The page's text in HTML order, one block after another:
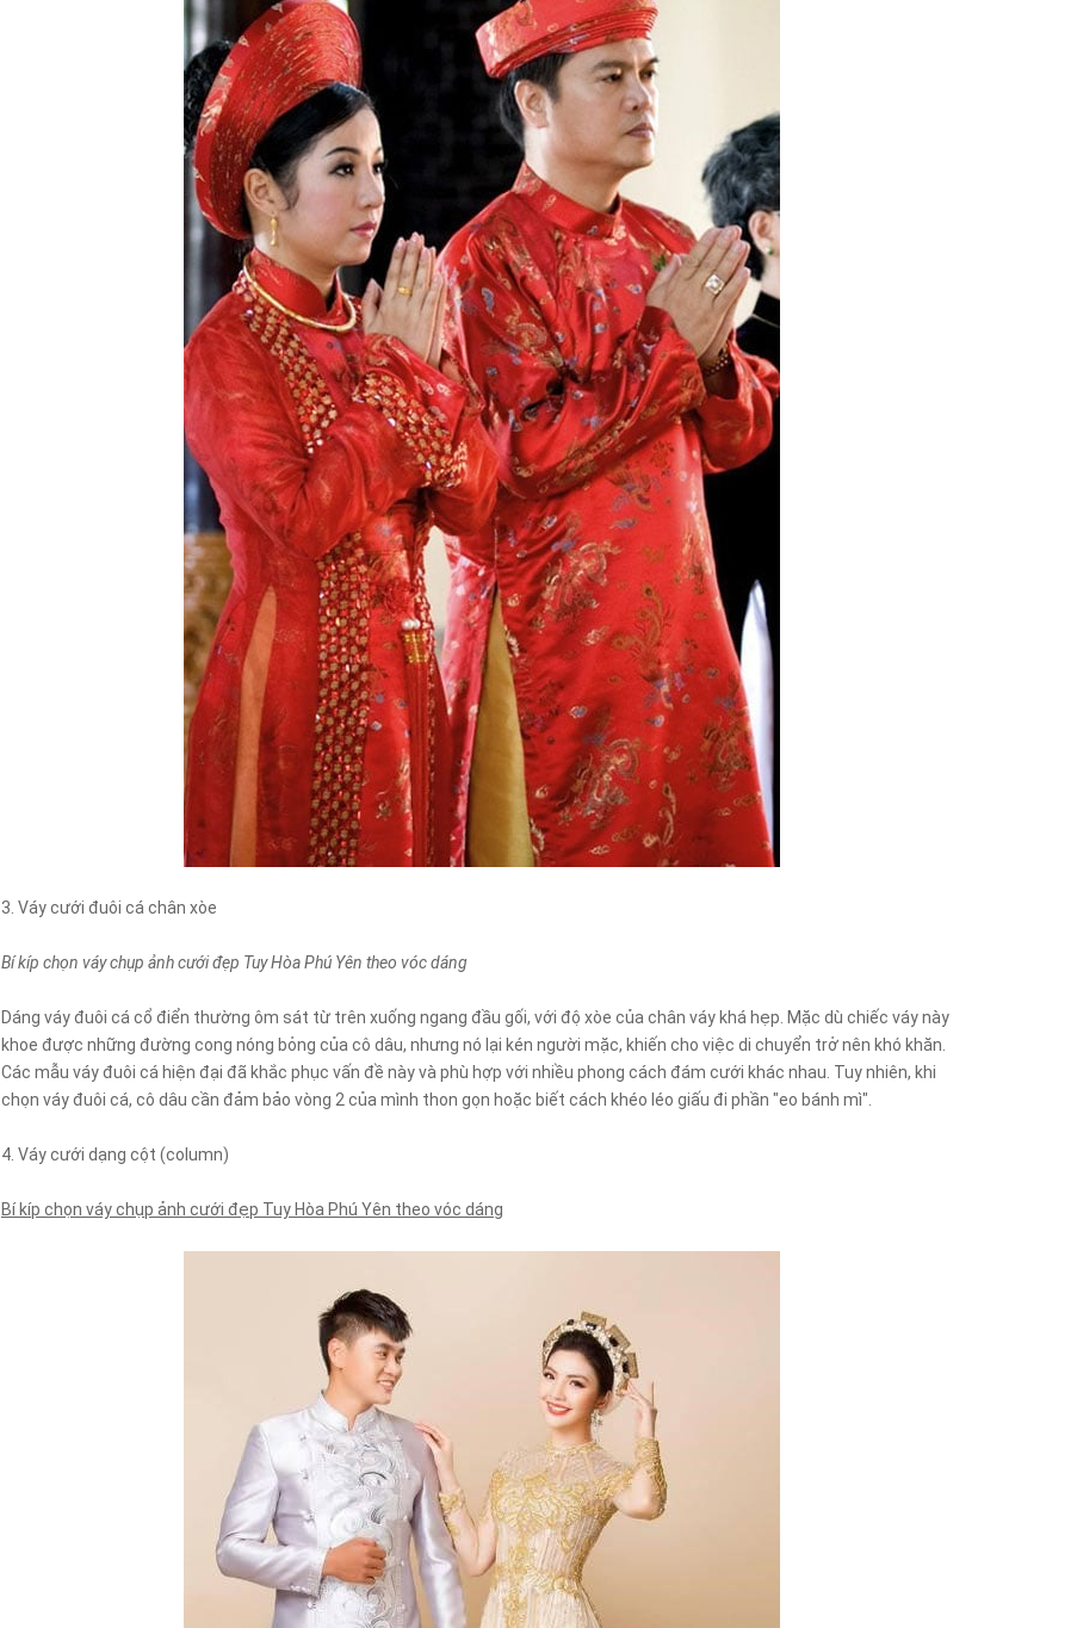
3. Váy cưới đuôi cá chân xòe
Bí kíp chọn váy chụp ảnh cưới đẹp Tuy Hòa Phú Yên theo vóc dáng
Dáng váy đuôi cá cổ điển thường ôm sát từ trên xuống ngang đầu gối, với độ xòe của chân váy khá hẹp. Mặc dù chiếc váy này
khoe được những đường cong nóng bỏng của cô dâu, nhưng nó lại kén người mặc, khiến cho việc di chuyển trở nên khó khăn.
Các mẫu váy đuôi cá hiện đại đã khắc phục vấn đề này và phù hợp với nhiều phong cách đám cưới khác nhau. Tuy nhiên, khi
chọn váy đuôi cá, cô dâu cần đảm bảo vòng 2 của mình thon gọn hoặc biết cách khéo léo giấu đi phần "eo bánh mì".
4. Váy cưới dạng cột (column)
Bí kíp chọn váy chụp ảnh cưới đẹp Tuy Hòa Phú Yên theo vóc dáng